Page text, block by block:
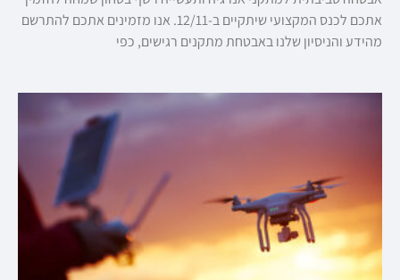
אתכם לכנס המקצועי שיתקיים ב-12/11. אנו מזמינים אתכם להתרשם
מהידע והניסיון שלנו באבטחת מתקנים רגישים, כפי